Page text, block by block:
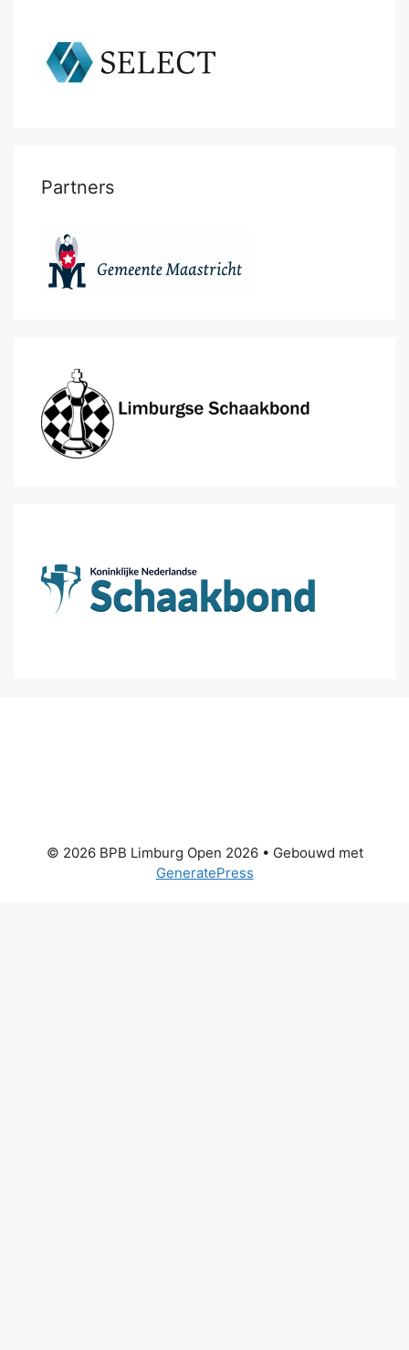
Partners
© 2026 BPB Limburg Open 2026• Gebouwd met
GeneratePress